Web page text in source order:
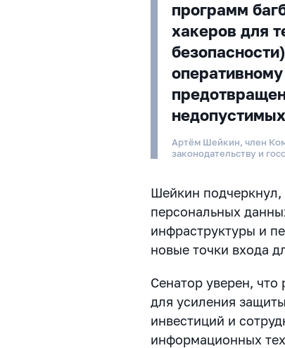
программ
хакеров для
Артём Шейкин, член
законодательству и
Шейкин подчеркнул,
персональных
инфраструктуры и
новые точки входа
Сенатор уверен,
для усиления
инвестиций и
информационных